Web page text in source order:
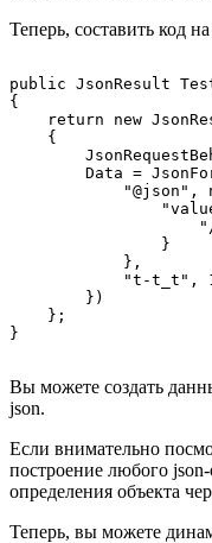
Теперь, составить код
public JsonResult
{
return new
    {
Data =
"@json",
                }
            },
"t-t_t",
        })
    };
Вы можете создать
json.
Если внимательно
построение любого
определения объекта
Теперь, вы можете